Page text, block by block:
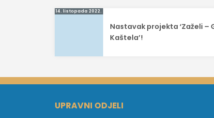
Navigacija
14. listopada 2022.
Nastavak projekta ‘Zaželi –
Kaštela’!
UPRAVNI ODJELI